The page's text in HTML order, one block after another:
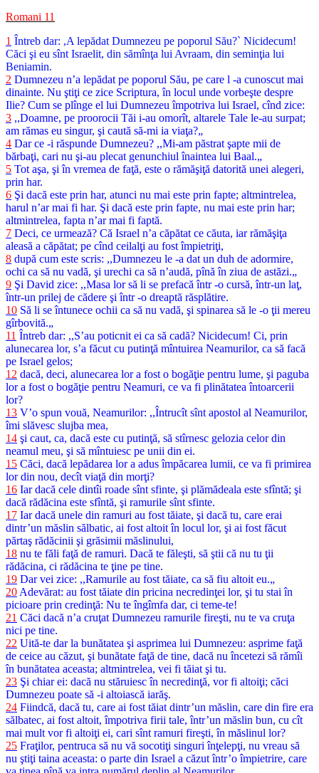
Romani 11
1 Întreb dar: ,A lepădat Dumnezeu pe poporul Său?` Nicidecum!
Căci şi eu sînt Israelit, din sămînţa lui Avraam, din seminţia lui
Beniamin.
2 Dumnezeu n’a lepădat pe poporul Său, pe care l -a cunoscut mai
dinainte. Nu ştiţi ce zice Scriptura, în locul unde vorbeşte despre
Ilie? Cum se plînge el lui Dumnezeu împotriva lui Israel, cînd zice:
3 ,,Doamne, pe proorocii Tăi i-au omorît, altarele Tale le-au surpat;
am rămas eu singur, şi caută să-mi ia viaţa?„
4 Dar ce -i răspunde Dumnezeu? ,,Mi-am păstrat şapte mii de
bărbaţi, cari nu şi-au plecat genunchiul înaintea lui Baal.„
5 Tot aşa, şi în vremea de faţă, este o rămăşiţă datorită unei alegeri,
prin har.
6 Şi dacă este prin har, atunci nu mai este prin fapte; altmintrelea,
harul n’ar mai fi har. Şi dacă este prin fapte, nu mai este prin har;
altmintrelea, fapta n’ar mai fi faptă.
7 Deci, ce urmează? Că Israel n’a căpătat ce căuta, iar rămăşiţa
aleasă a căpătat; pe cînd ceilalţi au fost împietriţi,
8 după cum este scris: ,,Dumnezeu le -a dat un duh de adormire,
ochi ca să nu vadă, şi urechi ca să n’audă, pînă în ziua de astăzi.„
9 Şi David zice: ,,Masa lor să li se prefacă într -o cursă, într-un laţ,
într-un prilej de cădere şi într -o dreaptă răsplătire.
10 Să li se întunece ochii ca să nu vadă, şi spinarea să le -o ţii mereu
gîrbovită.„
11 Întreb dar: ,,S’au poticnit ei ca să cadă? Nicidecum! Ci, prin
alunecarea lor, s’a făcut cu putinţă mîntuirea Neamurilor, ca să facă
pe Israel gelos;
12 dacă, deci, alunecarea lor a fost o bogăţie pentru lume, şi paguba
lor a fost o bogăţie pentru Neamuri, ce va fi plinătatea întoarcerii
lor?
13 V’o spun vouă, Neamurilor: ,,Întrucît sînt apostol al Neamurilor,
îmi slăvesc slujba mea,
14 şi caut, ca, dacă este cu putinţă, să stîrnesc gelozia celor din
neamul meu, şi să mîntuiesc pe unii din ei.
15 Căci, dacă lepădarea lor a adus împăcarea lumii, ce va fi primirea
lor din nou, decît viaţă din morţi?
16 Iar dacă cele dintîi roade sînt sfinte, şi plămădeala este sfîntă; şi
dacă rădăcina este sfîntă, şi ramurile sînt sfinte.
17 Iar dacă unele din ramuri au fost tăiate, şi dacă tu, care erai
dintr’un măslin sălbatic, ai fost altoit în locul lor, şi ai fost făcut
părtaş rădăcinii şi grăsimii măslinului,
18 nu te făli faţă de ramuri. Dacă te făleşti, să ştii că nu tu ţii
rădăcina, ci rădăcina te ţine pe tine.
19 Dar vei zice: ,,Ramurile au fost tăiate, ca să fiu altoit eu.„
20Adevărat: au fost tăiate din pricina necredinţei lor, şi tu stai în
picioare prin credinţă: Nu te îngîmfa dar, ci teme-te!
21 Căci dacă n’a cruţat Dumnezeu ramurile fireşti, nu te va cruţa
nici pe tine.
22 Uită-te dar la bunătatea şi asprimea lui Dumnezeu: asprime faţă
de ceice au căzut, şi bunătate faţă de tine, dacă nu încetezi să rămîi
în bunătatea aceasta; altmintrelea, vei fi tăiat şi tu.
23 Şi chiar ei: dacă nu stăruiesc în necredinţă, vor fi altoiţi; căci
Dumnezeu poate să -i altoiască iarăş.
24 Fiindcă, dacă tu, care ai fost tăiat dintr’un măslin, care din fire era
sălbatec, ai fost altoit, împotriva firii tale, într’un măslin bun, cu cît
mai mult vor fi altoiţi ei, cari sînt ramuri fireşti, în măslinul lor?
25 Fraţilor, pentruca să nu vă socotiţi singuri înţelepţi, nu vreau să
nu ştiţi taina aceasta: o parte din Israel a căzut într’o împietrire, care